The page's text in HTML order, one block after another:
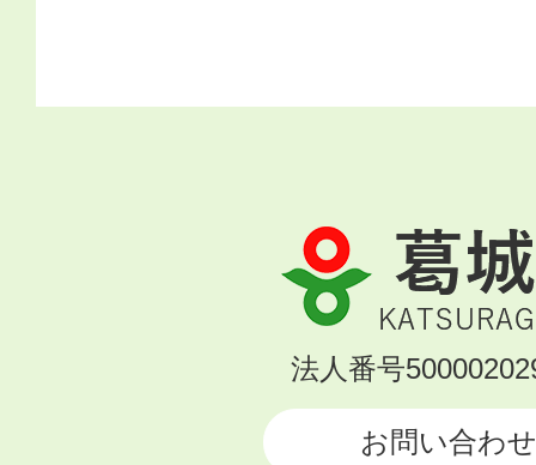
葛
城
市
KATSURAGI
法人番号
お問い合わせ